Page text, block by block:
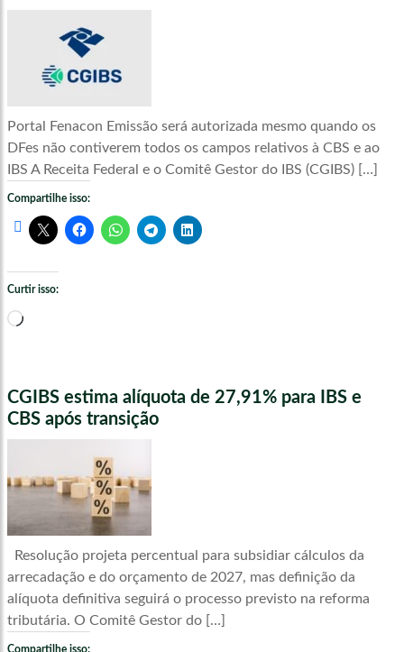
Portal Fenacon Emissão será autorizada mesmo quando os
DFes não contiverem todos os campos relativos à CBS e ao
IBS A Receita Federal e o Comitê Gestor do IBS (CGIBS) […]
Compartilhe isso:
Curtir isso:
Carregando...
CGIBS estima alíquota de 27,91% para IBS e
CBS após transição
Resolução projeta percentual para subsidiar cálculos da
arrecadação e do orçamento de 2027, mas definição da
alíquota definitiva seguirá o processo previsto na reforma
tributária. O Comitê Gestor do […]
Compartilhe isso: